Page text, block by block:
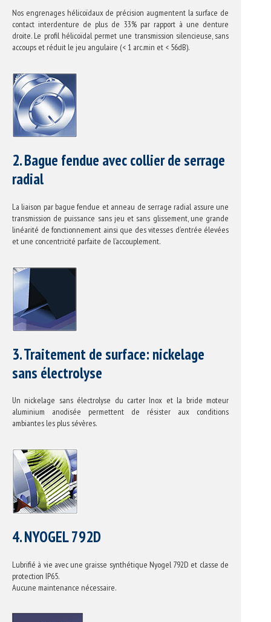
Nos engrenages hélicoïdaux de précision augmentent la surface de
contact interdenture de plus de 33% par rapport à une denture
droite. Le profil hélicoïdal permet une transmission silencieuse, sans
accoups et réduit le jeu angulaire (< 1 arc.min et < 56dB).
2. Bague fendue avec collier de serrage
radial
La liaison par bague fendue et anneau de serrage radial assure une
transmission de puissance sans jeu et sans glissement, une grande
linéarité de fonctionnement ainsi que des vitesses d’entrée élevées
et une concentricité parfaite de l’accouplement.
3. Traitement de surface: nickelage
sans électrolyse
Un nickelage sans électrolyse du carter Inox et la bride moteur
aluminium anodisée permettent de résister aux conditions
ambiantes les plus sévères.
4. NYOGEL 792D
Lubrifié à vie avec une graisse synthétique Nyogel 792D et classe de
protection IP65.
Aucune maintenance nécessaire.